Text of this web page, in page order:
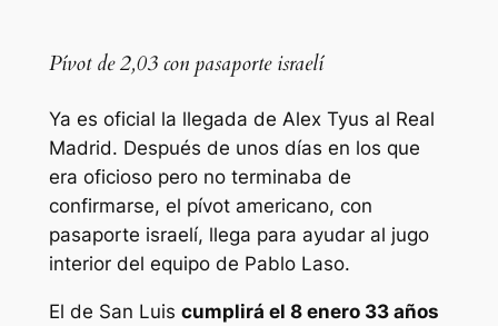
Pívot de 2,03 con pasaporte israelí
Ya es oficial la llegada de Alex Tyus al Real
Madrid. Después de unos días en los que
era oficioso pero no terminaba de
confirmarse, el pívot americano, con
pasaporte israelí, llega para ayudar al jugo
interior del equipo de Pablo Laso.
El de San Luis cumplirá el 8 enero 33 años